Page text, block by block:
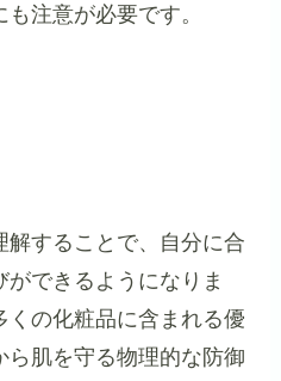
注意が必要です。
解することで、自分に合
できるようになりま
の化粧品に含まれる優
ら肌を守る物理的な防御